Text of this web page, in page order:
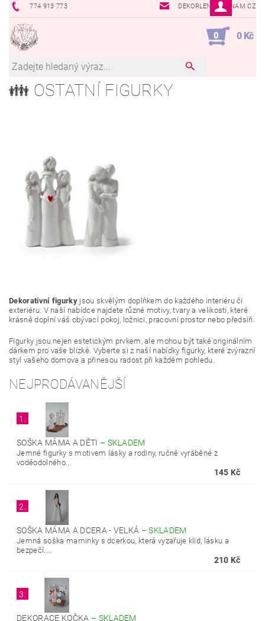
774 913 773 DEKORLEN@SEZNAM.CZ
0 0 Kč
👪️ OSTATNÍ FIGURKY
Dekorativní figurky jsou skvělým doplňkem do každého interiéru či
exteriéru. V naší nabídce najdete různé motivy, tvary a velikosti, které
krásně doplní váš obývací pokoj, ložnici, pracovní prostor nebo předsíň.
Figurky jsou nejen estetickým prvkem, ale mohou být také originálním
dárkem pro vaše blízké. Vyberte si z naší nabídky figurky, které zvýrazní
styl vašeho domova a přinesou radost při každém pohledu.
NEJPRODÁVANĚJŠÍ
1.
SOŠKA MÁMA A DĚTI – SKLADEM
Jemné figurky s motivem lásky a rodiny, ručně vyráběné z
voděodolného...
145 Kč
2.
SOŠKA MÁMA A DCERA - VELKÁ –SKLADEM
Jemná soška maminky s dcerkou, která vyzařuje klid, lásku a
bezpečí....
210 Kč
3.
DEKORACE KOČKA – SKLADEM